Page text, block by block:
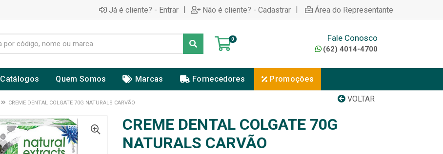
Já é cliente? - Entrar | Não é cliente? - Cadastrar | Área do Representante
0 Fale Conosco
(62) 4014-4700
Catálogos Quem Somos Marcas Fornecedores Promoções
VOLTAR
CREME DENTAL COLGATE 70G NATURALS CARVÃO
CREME DENTAL COLGATE 70G
NATURALS CARVÃO